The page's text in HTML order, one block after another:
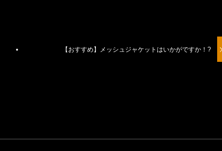
【おすすめ】メッシュジャケットはいかがですか！?